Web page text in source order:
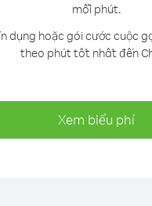
mỗi phút.
dụng hoặc gói cước cuộc
theo phút tốt nhất đến
Xem biểu phí